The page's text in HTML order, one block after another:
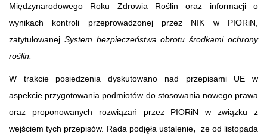
Międzynarodowego Roku Zdrowia Roślin oraz informacji o
wynikach kontroli przeprowadzonej przez NIK w PIORiN,
zatytułowanej System bezpieczeństwa obrotu środkami ochrony
roślin.
W trakcie posiedzenia dyskutowano nad przepisami UE w
aspekcie przygotowania podmiotów do stosowania nowego prawa
oraz proponowanych rozwiązań przez PIORiN w związku z
wejściem tych przepisów. Rada podjęła ustalenie,
że od listopada